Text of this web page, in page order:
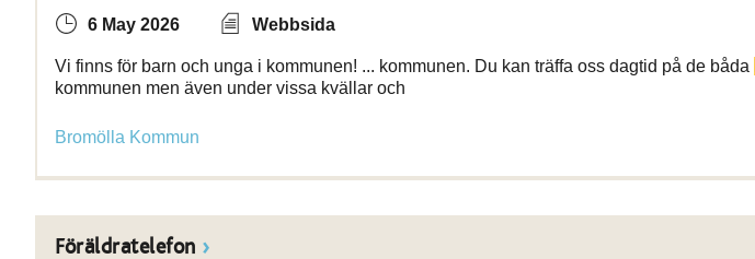
6 May 2026 Webbsida
Vi finns för barn och unga i kommunen! ... kommunen. Du kan träffa oss dagtid på de båda
kommunen men även under vissa kvällar och
Bromölla Kommun
Föräldratelefon